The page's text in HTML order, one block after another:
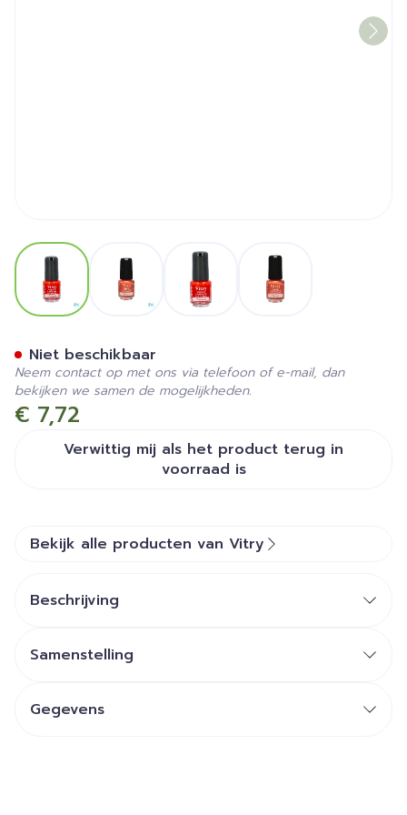
View larger imageView larger imageView larger imageView larger image
€ 7,72
Verwittig mij als het product terug in
voorraad is
Niet beschikbaar
Neem contact op met ons via telefoon of e-mail, dan
bekijken we samen de mogelijkheden.
Bekijk alle producten van Vitry
Beschrijving
Samenstelling
Gegevens